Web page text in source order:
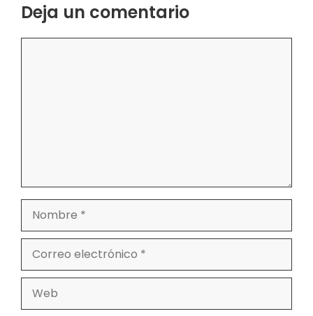
Deja un comentario
Nombre
electrónico